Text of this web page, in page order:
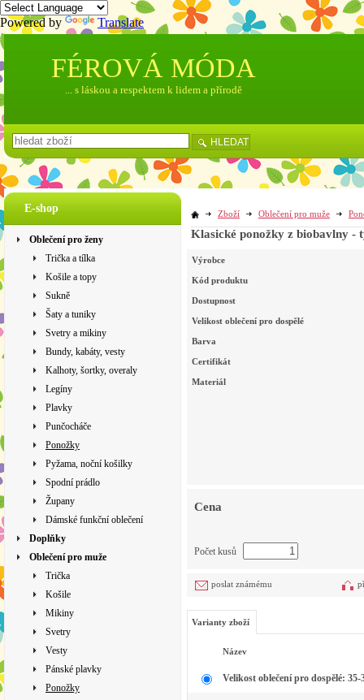
Powered by Translate
E-shop
Oblečení pro ženy
Trička a tílka
Košile a topy
Sukně
Šaty a tuniky
Svetry a mikiny
Bundy, kabáty, vesty
Kalhoty, šortky, overaly
Legíny
Plavky
Punčocháče
Ponožky
Pyžama, noční košilky
Spodní prádlo
Župany
Dámské funkční oblečení
Doplňky
Oblečení pro muže
Trička
Košile
Mikiny
Svetry
Vesty
Pánské plavky
Ponožky
Zboží Oblečení pro muže
Klasické ponožky z biobavlny -
Výrobce
Kód produktu
Dostupnost
Velikost oblečení pro dospělé
Barva
Certifikát
Materiál
Cena
Počet kusů
poslat známému
Varianty zboží
Název
Velikost oblečení pro dospělé: 35-
FÉROVÁ MÓDA
... s láskou a respektem k lidem a přírodě
HLEDAT